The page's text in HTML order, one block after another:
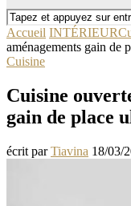
Accueil INTÉRIEUR
aménagements gain de
Cuisine
Cuisine
gain de place
écrit parTiavina 18/03/